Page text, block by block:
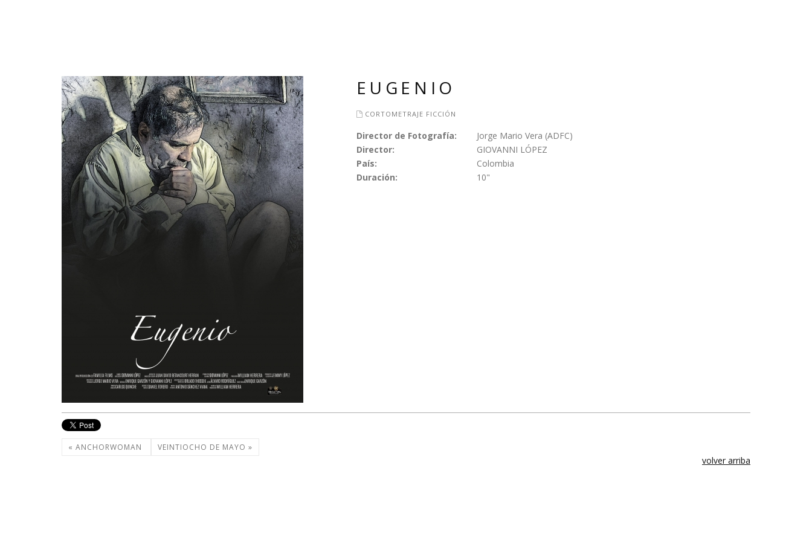
EUGENIO
CORTOMETRAJE FICCIÓN
Director de Fotografía:
Jorge Mario Vera (ADFC)
Director:
GIOVANNI LÓPEZ
País:
Colombia
Duración:
10"
« ANCHORWOMAN VEINTIOCHO DE MAYO »
volver arriba